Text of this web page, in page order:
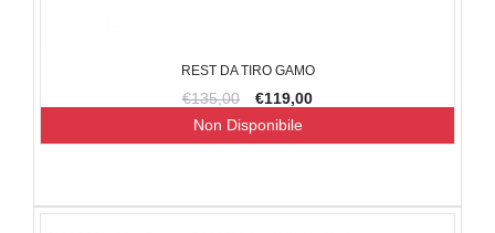
REST DA TIRO GAMO
€135,00 €119,00
Non Disponibile